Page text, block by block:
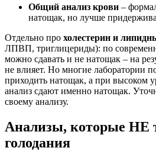
Общий анализ крови –
натощак, но лучше
Отдельно про холестерин и
ЛПВП, триглицериды): по
можно сдавать и не натощак – на
не влияет. Но многие лаборатории
приходить натощак, а при высоком
анализ сдают именно натощак.
своему анализу.
Анализы, которые НЕ
голодания